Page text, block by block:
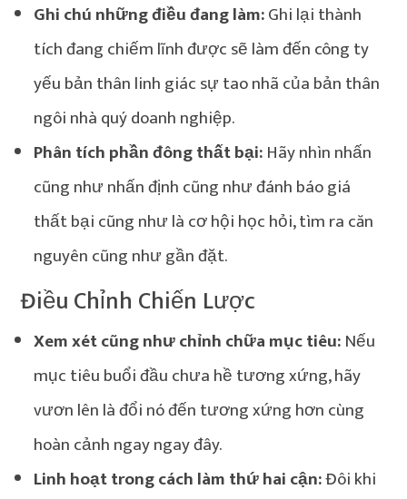
Ghi chú những điều đang làm:Ghi lại thành
tích đang chiếm lĩnh được sẽ làm đến công ty
yếu bản thân linh giác sự tao nhã của bản thân
ngôi nhà quý doanh nghiệp.
Phân tích phần đông thất bại:Hãy nhìn nhấn
cũng như nhấn định cũng như đánh báo giá
thất bại cũng như là cơ hội học hỏi, tìm ra căn
nguyên cũng như gần đặt.
Điều Chỉnh Chiến Lược
Xem xét cũng như chỉnh chữa mục tiêu:Nếu
mục tiêu buổi đầu chưa hề tương xứng, hãy
vươn lên là đổi nó đến tương xứng hơn cùng
hoàn cảnh ngay ngay đây.
Linh hoạt trong cách làm thứ hai cận:Đôi khi